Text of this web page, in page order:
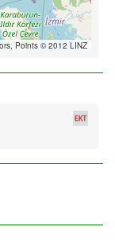
Points © 2012 LINZ